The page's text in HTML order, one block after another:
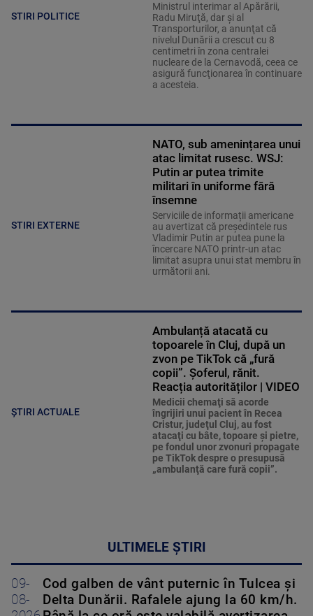
STIRI POLITICE
Ministrul interimar al Apărării,
Radu Miruţă, dar şi al
Transporturilor, a anunţat că
nivelul Dunării a crescut cu 8
centimetri în zona centralei
nucleare de la Cernavodă, ceea ce
asigură funcţionarea în continuare
a acesteia.
STIRI EXTERNE
NATO, sub amenințarea unui
atac limitat rusesc. WSJ:
Putin ar putea trimite
militari în uniforme fără
însemne
Serviciile de informații americane
au avertizat că președintele rus
Vladimir Putin ar putea pune la
încercare NATO printr-un atac
limitat asupra unui stat membru în
următorii ani.
ȘTIRI ACTUALE
Ambulanță atacată cu
topoarele în Cluj, după un
zvon pe TikTok că „fură
copii”. Șoferul, rănit.
Reacția autorităților | VIDEO
Medicii chemaţi să acorde
îngrijiri unui pacient în Recea
Cristur, judeţul Cluj, au fost
atacaţi cu bâte, topoare şi pietre,
pe fondul unor zvonuri propagate
pe TikTok despre o presupusă
„ambulanţă care fură copii”.
ULTIMELE ȘTIRI
09-
08-
Cod galben de vânt puternic în Tulcea și
Delta Dunării. Rafalele ajung la 60 km/h.